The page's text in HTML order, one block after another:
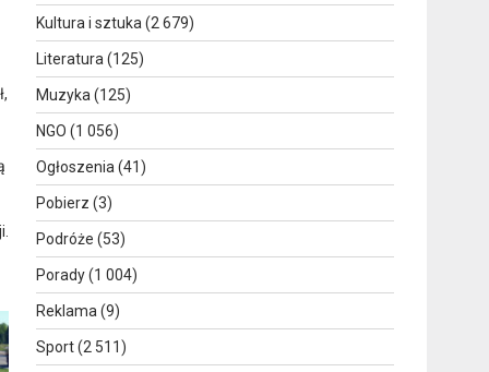
Kultura i sztuka (2 679)
Literatura (125)
Muzyka (125)
NGO (1 056)
Ogłoszenia (41)
Pobierz (3)
Podróże (53)
Porady(1 004)
Reklama (9)
Sport(2 511)